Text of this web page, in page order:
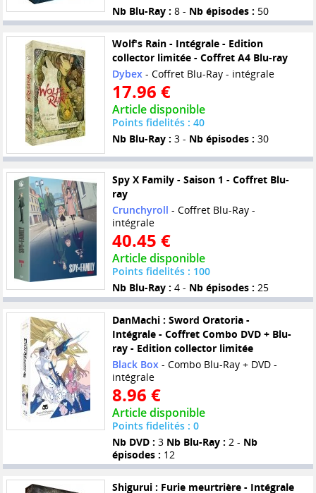
Nb Blu-Ray : 8 - Nb épisodes : 50
Wolf's Rain - Intégrale - Edition
collector limitée - Coffret A4 Blu-ray
Dybex - Coffret Blu-Ray - intégrale
17.96 €
Article disponible
Points fidelités : 40
Nb Blu-Ray : 3 - Nb épisodes : 30
Spy X Family - Saison 1 - Coffret Blu-
ray
Crunchyroll - Coffret Blu-Ray -
intégrale
40.45 €
Article disponible
Points fidelités : 100
Nb Blu-Ray : 4 - Nb épisodes : 25
DanMachi : Sword Oratoria -
Intégrale - Coffret Combo DVD + Blu-
ray - Edition collector limitée
Black Box - Combo Blu-Ray + DVD -
intégrale
8.96 €
Article disponible
Points fidelités : 0
Nb DVD : 3 Nb Blu-Ray : 2 - Nb
épisodes : 12
Shigurui : Furie meurtrière - Intégrale